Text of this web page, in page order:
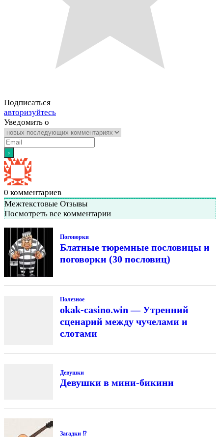
Подписаться
авторизуйтесь
Уведомить о
0 комментариев
Межтекстовые Отзывы
Посмотреть все комментарии
Поговорки
Блатные тюремные пословицы и
поговорки (30 пословиц)
Полезное
okak-casino.win — Утренний
сценарий между чучелами и
слотами
Девушки
Девушки в мини-бикини
Загадки ⁉